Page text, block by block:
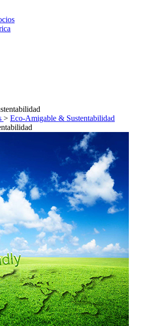
> Eco-Amigable & Sustentabilidad